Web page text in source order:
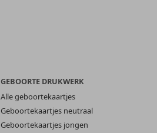
GEBOORTE DRUKWERK
Alle geboortekaartjes
Geboortekaartjes neutraal
Geboortekaartjes jongen